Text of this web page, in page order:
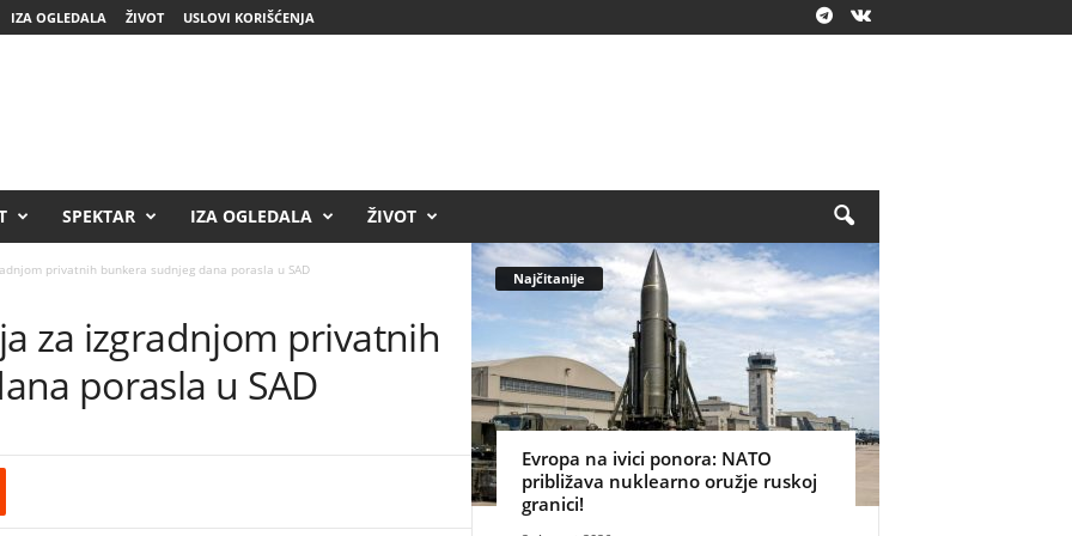
IZA OGLEDALA ŽIVOT USLOVI KORIŠĆENJA
SPEKTAR IZA OGLEDALA ŽIVOT
privatnih bunkera sudnjeg dana porasla u SAD
za izgradnjom privatnih
porasla u SAD
Najčitanije
Evropa na ivici ponora: NATO
približava nuklearno oružje ruskoj
granici!